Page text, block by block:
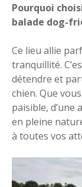
Pourquoi
balade dog-
Ce lieu allie
tranquillité.
détendre et
chien. Que
paisible, d’une
en pleine
à toutes vos